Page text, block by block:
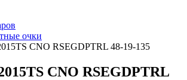
очки
CNO RSEGDPTRL 48-19-135
CNO RSEGDPTRL